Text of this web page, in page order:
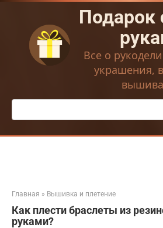
Перейти
контенту
Подарок
Все о
украшения,
Поиск:
Главная » Вышивка и плетение
Как плести браслеты из
руками?